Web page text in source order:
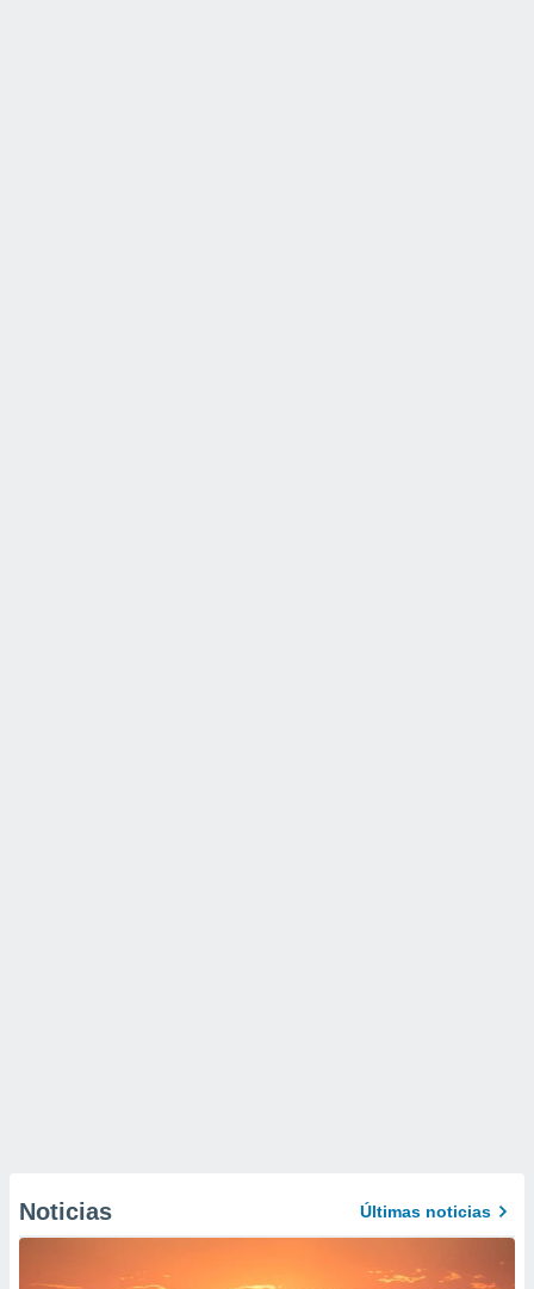
Noticias Últimas noticias